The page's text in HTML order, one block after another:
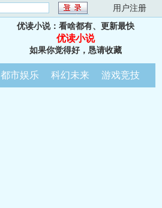
用户注册
优读小说：看啥都有、更新最快
优读小说
如果你觉得好，恳请收藏
都市娱乐 科幻未来 游戏竞技